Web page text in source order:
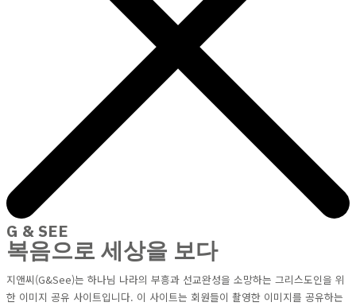
G & SEE
복음으로 세상을 보다
지앤씨(G&See)는 하나님 나라의 부흥과 선교완성을 소망하는 그리스도인을 위
한 이미지 공유 사이트입니다. 이 사이트는 회원들이 촬영한 이미지를 공유하는